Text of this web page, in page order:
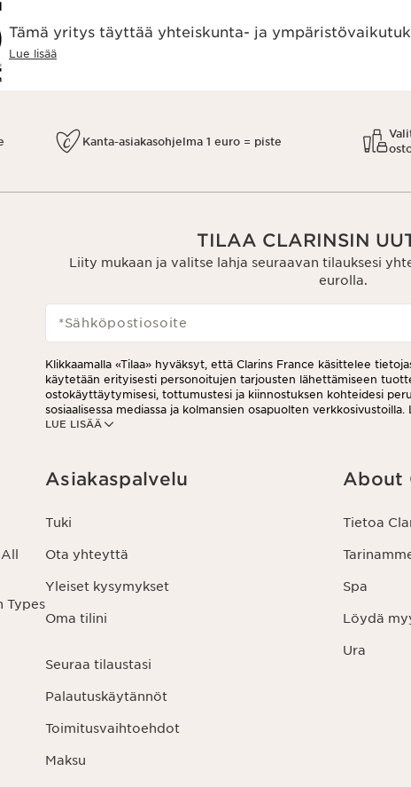
Tämä yritys täyttää yhteiskunta- ja
Lue lisää
Kanta-asiakasohjelma 1 euro = piste
TILAA CLARINSIN
Liity mukaan ja valitse lahja seuraavan tilauksesi
eurolla.
*Sähköpostiosoite
LUE LISÄÄ
Klikkaamalla «Tilaa» hyväksyt, että Clarins France käsittelee
käytetään erityisesti personoitujen tarjousten lähettämiseen
ostokäyttäytymisesi, tottumustesi ja kiinnostuksen kohteidesi
sosiaalisessa mediassa ja kolmansien osapuolten
analytiikkatarkoituksiin. Voit peruuttaa suostumuksesi milloin
Types
Asiakaspalvelu
Tuki
Ota yhteyttä
Yleiset kysymykset
Oma tilini
Seuraa tilaustasi
Palautuskäytännöt
Toimitusvaihtoehdot
Maksu
About
Tietoa
Spa
Löydä
Ura